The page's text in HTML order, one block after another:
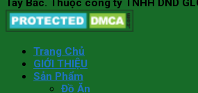
Tây Bắc. Thuộc công ty TNHH DND
Trang Chủ
GIỚI THIỆU
Sản Phẩm
Đồ Ăn